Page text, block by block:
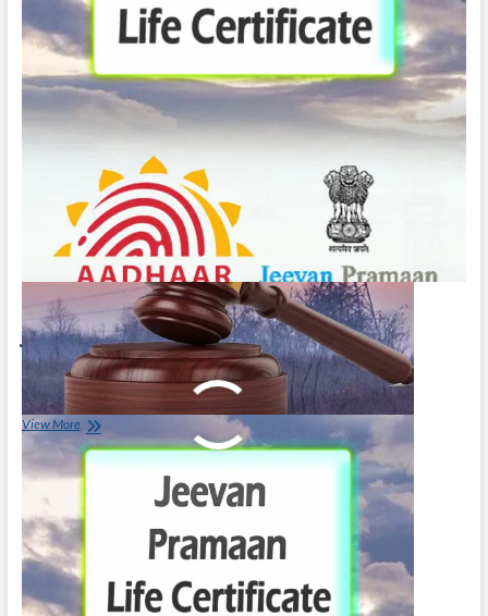
निवारण
में
शिकायत
कैसे
करे
Jeevan Pramaan Life Certificate
Download
May 6, 2023
View MoreJeevan
Pramaan
Life
Certificate